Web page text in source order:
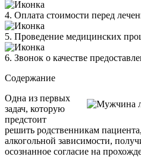
4. Оплата стоимости перед
5. Проведение медицинских
6. Звонок о качестве
Содержание
Одна из первых
задач, которую
предстоит
решить родственникам
алкогольной зависимости,
осознанное согласие на